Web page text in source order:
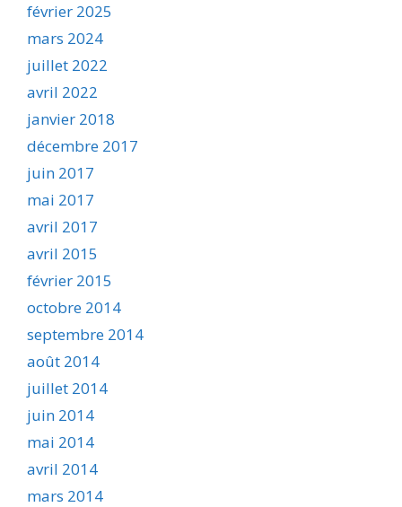
février 2025
mars 2024
juillet 2022
avril 2022
janvier 2018
décembre 2017
juin 2017
mai 2017
avril 2017
avril 2015
février 2015
octobre 2014
septembre 2014
août 2014
juillet 2014
juin 2014
mai 2014
avril 2014
mars 2014